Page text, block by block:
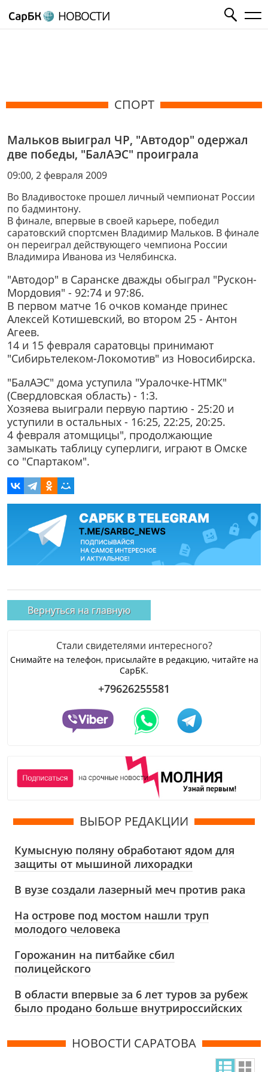
НОВОСТИ
СПОРТ
Мальков выиграл ЧР, "Автодор" одержал
две победы, "БалАЭС" проиграла
09:00, 2 февраля 2009
Во Владивостоке прошел личный чемпионат России
по бадминтону.
В финале, впервые в своей карьере, победил
саратовский спортсмен Владимир Мальков. В финале
он переиграл действующего чемпиона России
Владимира Иванова из Челябинска.
"Автодор" в Саранске дважды обыграл "Рускон-
Мордовия" - 92:74 и 97:86.
В первом матче 16 очков команде принес
Алексей Котишевский, во втором 25 - Антон
Агеев.
14 и 15 февраля саратовцы принимают
"Сибирьтелеком-Локомотив" из Новосибирска.
"БалАЭС" дома уступила "Уралочке-НТМК"
(Свердловская область) - 1:3.
Хозяева выиграли первую партию - 25:20 и
уступили в остальных - 16:25, 22:25, 20:25.
4 февраля атомщицы", продолжающие
замыкать таблицу суперлиги, играют в Омске
со "Спартаком".
Вернуться на главную
Стали свидетелями интересного?
Снимайте на телефон, присылайте в редакцию, читайте на
СарБК.
+79626255581
ВЫБОР РЕДАКЦИИ
Кумысную поляну обработают ядом для
защиты от мышиной лихорадки
В вузе создали лазерный меч против рака
На острове под мостом нашли труп
молодого человека
Горожанин на питбайке сбил
полицейского
В области впервые за 6 лет туров за рубеж
было продано больше внутрироссийских
НОВОСТИ САРАТОВА